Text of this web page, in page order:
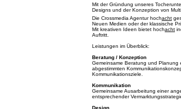
Mit der Gründung unseres
Designs und der Konzeption von
Die Crossmedia Agentur hochacht
Neuen Medien oder der klassische
Mit kreativen Ideen bietet hochacht
Auftritt.
Leistungen im Überblick:
Beratung / Konzeption
Gemeinsame Beratung und
abgestimmten
Kommunikationsziele.
Kommunikation
Gemeinsame Ausarbeitung einer
entsprechender
Design